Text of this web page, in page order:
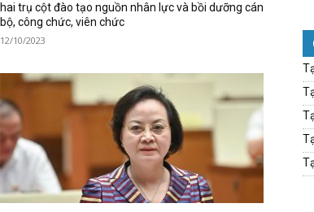
hai trụ cột đào tạo nguồn nhân lực và bồi dưỡng cán
bộ, công chức, viên chức
12/10/2023